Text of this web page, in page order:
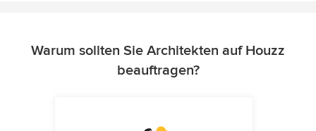
Warum sollten Sie Architekten auf Houzz
beauftragen?